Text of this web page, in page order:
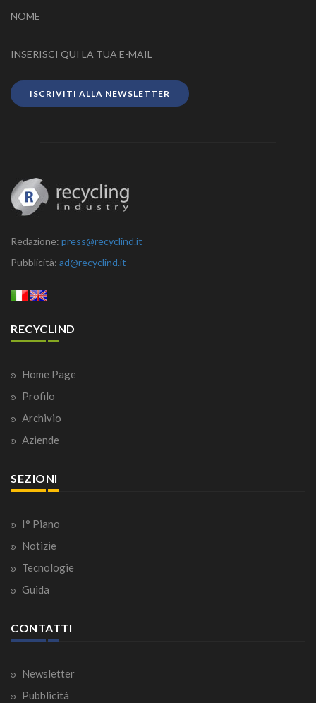
ISCRIVITI ALLA NEWSLETTER
Redazione: press@recyclind.it
Pubblicità: ad@recyclind.it
RECYCLIND
Home Page
Profilo
Archivio
Aziende
SEZIONI
I° Piano
Notizie
Tecnologie
Guida
CONTATTI
Newsletter
Pubblicità